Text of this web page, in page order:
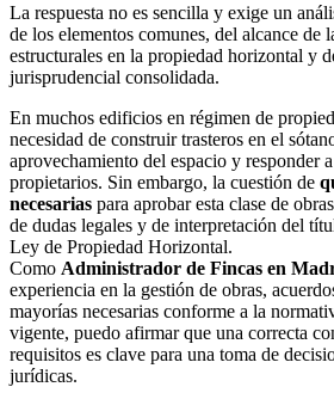
La respuesta no es sencilla y exige un
de los elementos comunes, del alcance de
estructurales en la propiedad horizontal y
jurisprudencial consolidada.
En muchos edificios en régimen de
necesidad de construir trasteros en el
aprovechamiento del espacio y responder
propietarios. Sin embargo, la cuestión de
necesarias para aprobar esta clase de
de dudas legales y de interpretación del
Ley de Propiedad Horizontal.
Como Administrador de Fincas en
experiencia en la gestión de obras,
mayorías necesarias conforme a la
vigente, puedo afirmar que una correcta
requisitos es clave para una toma de
jurídicas.